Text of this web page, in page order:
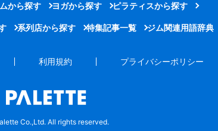
から探す ヨガから探す ピラティスから探す
系列店から探す 特集記事一覧 ジム関連用語辞典
利用規約 プライバシーポリシー
Co.,Ltd. All rights reserved.